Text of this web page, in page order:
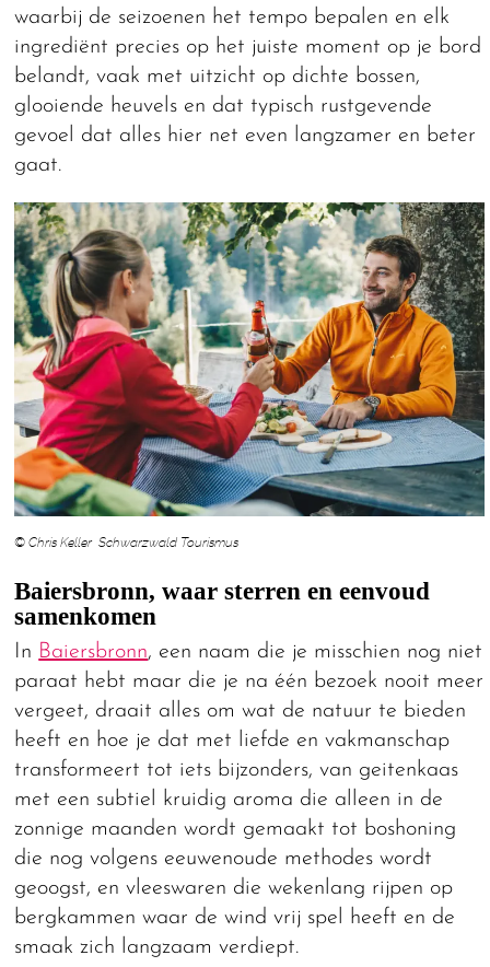
waarbij de seizoenen het tempo bepalen en elk
ingrediënt precies op het juiste moment op je bord
belandt, vaak met uitzicht op dichte bossen,
glooiende heuvels en dat typisch rustgevende
gevoel dat alles hier net even langzamer en beter
gaat.
© Chris Keller Schwarzwald Tourismus
Baiersbronn, waar sterren en eenvoud
samenkomen
In Baiersbronn, een naam die je misschien nog niet
paraat hebt maar die je na één bezoek nooit meer
vergeet, draait alles om wat de natuur te bieden
heeft en hoe je dat met liefde en vakmanschap
transformeert tot iets bijzonders, van geitenkaas
met een subtiel kruidig aroma die alleen in de
zonnige maanden wordt gemaakt tot boshoning
die nog volgens eeuwenoude methodes wordt
geoogst, en vleeswaren die wekenlang rijpen op
bergkammen waar de wind vrij spel heeft en de
smaak zich langzaam verdiept.